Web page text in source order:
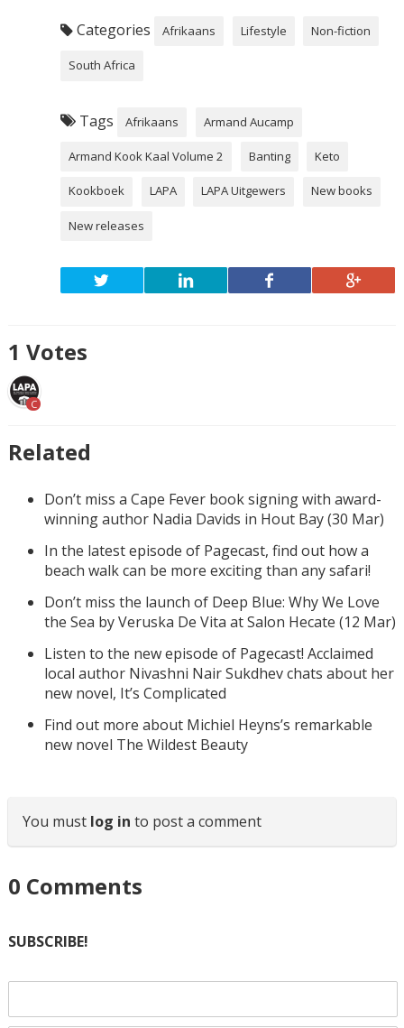
Categories Afrikaans Lifestyle Non-fiction
South Africa
Tags Afrikaans Armand Aucamp
Armand Kook Kaal Volume 2 Banting Keto
Kookboek LAPA LAPA Uitgewers New books
New releases
1 Votes
C
Related
Don’t miss a Cape Fever book signing with award-
winning author Nadia Davids in Hout Bay (30 Mar)
In the latest episode of Pagecast, find out how a
beach walk can be more exciting than any safari!
Don’t miss the launch of Deep Blue: Why We Love
the Sea by Veruska De Vita at Salon Hecate (12 Mar)
Listen to the new episode of Pagecast! Acclaimed
local author Nivashni Nair Sukdhev chats about her
new novel, It’s Complicated
Find out more about Michiel Heyns’s remarkable
new novel The Wildest Beauty
You must log in to post a comment
0 Comments
SUBSCRIBE!